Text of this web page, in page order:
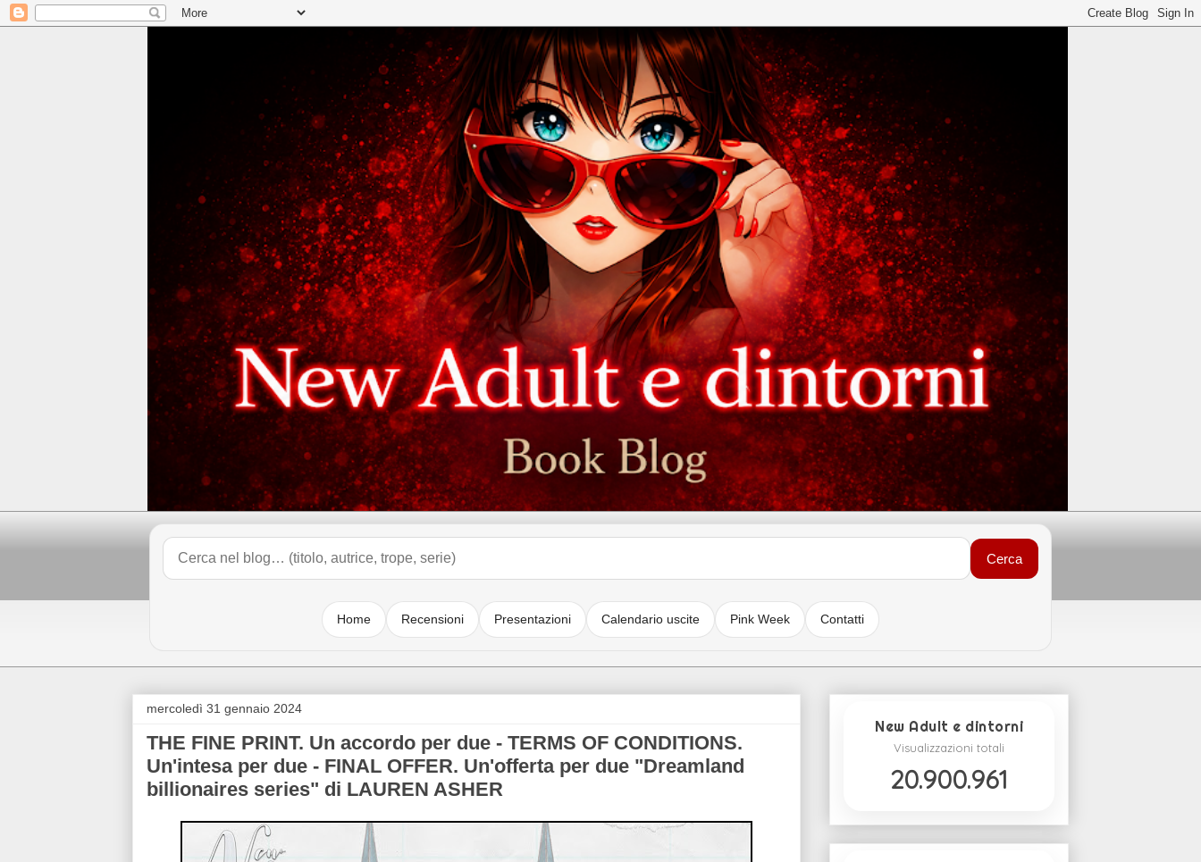
Cerca
Home Recensioni Presentazioni Calendario uscite Pink Week Contatti
mercoledì 31 gennaio 2024
THE FINE PRINT. Un accordo per due - TERMS OF CONDITIONS.
Un'intesa per due - FINAL OFFER. Un'offerta per due "Dreamland
billionaires series" di LAUREN ASHER
New Adult e dintorni
Visualizzazioni totali
20.900.961